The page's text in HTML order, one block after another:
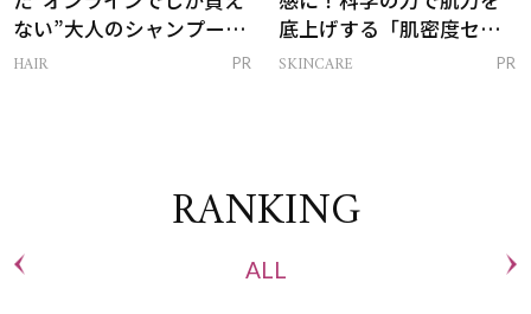
ない”大人のシャンプー＆
トリートメントって？
HAIR PR
底上げする「肌密度セラ
ム」
SKINCARE PR
RANKING
ALL